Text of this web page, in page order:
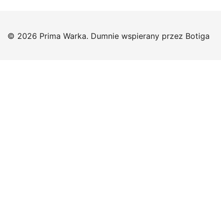
© 2026 Prima Warka. Dumnie wspierany przez Botiga